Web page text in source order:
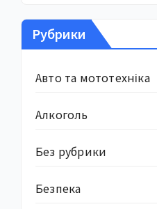
Рубрики
Авто та мототехніка
Алкоголь
Без рубрики
Безпека